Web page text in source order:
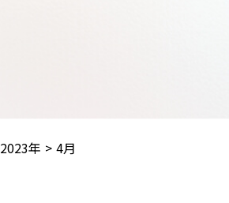
2023年 4月